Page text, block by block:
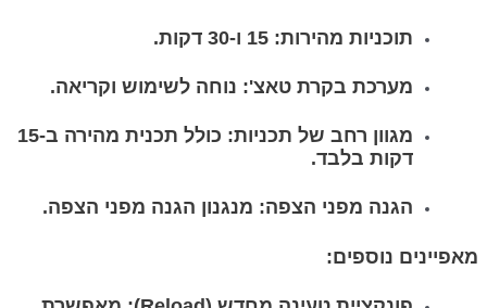
תוכניות מהירות: 15 ו-30 דקות.
מערכת בקרת טאצ': נוחה לשימוש וקריאה.
מגוון רחב של תכניות: כולל תכנית מהירה ב-15
דקות בלבד.
הגנה מפני הצפה: מנגנון הגנה מפני הצפה.
מאפיינים נוספים: